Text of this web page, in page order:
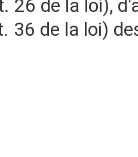
26 de la loi),
36 de la loi)